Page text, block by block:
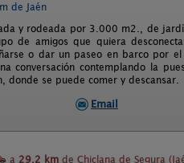
de Jaén
y rodeada por 3.000 m2., de
de amigos que quiera
o dar un paseo en barco por
conversación contemplando la
donde se puede comer y descansar.
Email
a 29,2 km de Chiclana de Segura